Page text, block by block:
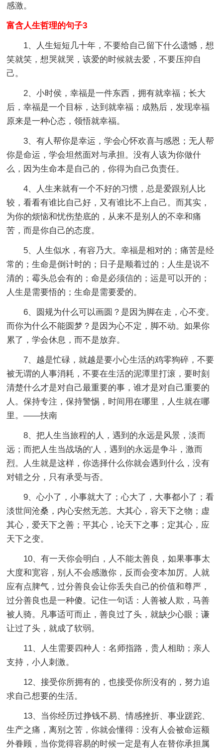
感激。
富含人生哲理的句子3
1、人生短短几十年，不要给自己留下什么遗憾，想
笑就笑，想哭就哭，该爱的时候就去爱，不要压抑自
己。
2、小时侯，幸福是一件东西，拥有就幸福；长大
后，幸福是一个目标，达到就幸福；成熟后，发现幸福
原来是一种心态，领悟就幸福。
3、有人帮你是幸运，学会心怀欢喜与感恩；无人帮
你是命运，学会坦然面对与承担。没有人该为你做什
么，因为生命本是自己的，你得为自己负责任。
4、人生来就有一个不好的习惯，总是爱跟别人比
较，看看有谁比自己好，又有谁比不上自己。而其实，
为你的烦恼和忧伤垫底的，从来不是别人的不幸和痛
苦，而是你自己的态度。
5、人生似水，有容乃大。幸福是相对的；痛苦是经
常的；生命是倒计时的；日子是顺着过的；人生是说不
清的；霉头总会有的；命是必须信的；运是可以开的；
人生是需要悟的；生命是需要爱的。
6、圆规为什么可以画圆？是因为脚在走，心不变。
而你为什么不能圆梦？是因为心不定，脚不动。如果你
累了，学会休息，而不是放弃。
7、越是忙碌，就越是要小心生活的鸡零狗碎，不要
被无谓的人事消耗，不要在生活的泥潭里打滚，要时刻
清楚什么才是对自己最重要的事，谁才是对自己重要的
人。保持专注，保持警惕，时间用在哪里，人生就在哪
里。——扶南
8、把人生当旅程的人，遇到的永远是风景，淡而
远；而把人生当战场的'人，遇到的永远是争斗，激而
烈。人生就是这样，你选择什么你就会遇到什么，没有
对错之分，只有承受与否。
9、心小了，小事就大了；心大了，大事都小了；看
淡世间沧桑，内心安然无恙。大其心，容天下之物；虚
其心，爱天下之善；平其心，论天下之事；定其心，应
天下之变。
10、有一天你会明白，人不能太善良，如果事事太
大度和宽容，别人不会感激你，反而会变本加厉。人就
应有点脾气，过分善良会让你丢失自己的价值和尊严，
过分善良也是一种傻。记住一句话：人善被人欺，马善
被人骑。凡事适可而止，善良过了头，就缺少心眼；谦
让过了头，就成了软弱。
11、人生需要四种人：名师指路，贵人相助；亲人
支持，小人刺激。
12、接受你所拥有的，也接受你所没有的，努力追
求自己想要的生活。
13、当你经历过挣钱不易、情感挫折、事业蹉跎、
生产之痛，离别之苦，你就会懂得：没有人会被命运额
外眷顾，当你觉得容易的时候一定是有人在替你承担属